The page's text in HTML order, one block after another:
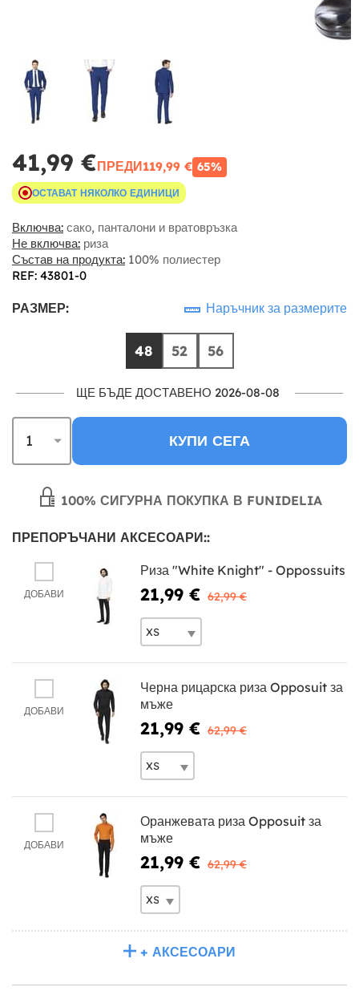
41,99 €ПРЕДИ119,99 € 65%
ОСТАВАТ НЯКОЛКО ЕДИНИЦИ
Включва: сако, панталони и вратовръзка
Не включва: риза
Състав на продукта: 100% полиестер
REF: 43801-0
РАЗМЕР: Наръчник за размерите
48 52 56
ЩЕ БЪДЕ ДОСТАВЕНО 2026-08-08
КУПИ СЕГА
100% СИГУРНА ПОКУПКА В FUNIDELIA
ПРЕПОРЪЧАНИ АКСЕСОАРИ::
ДОБАВИ
Риза "White Knight" - Oppossuits
21,99 € 62,99 €
ДОБАВИ
Черна рицарска риза Opposuit за
мъже
21,99 € 62,99 €
ДОБАВИ
Оранжевата риза Opposuit за
мъже
21,99 € 62,99 €
+ АКСЕСОАРИ